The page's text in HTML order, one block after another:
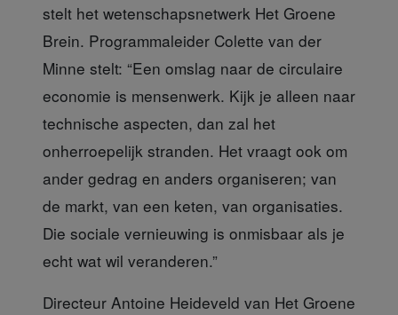
stelt het wetenschapsnetwerk Het Groene
Brein. Programmaleider Colette van der
Minne stelt: “Een omslag naar de circulaire
economie is mensenwerk. Kijk je alleen naar
technische aspecten, dan zal het
onherroepelijk stranden. Het vraagt ook om
ander gedrag en anders organiseren; van
de markt, van een keten, van organisaties.
Die sociale vernieuwing is onmisbaar als je
echt wat wil veranderen.”
Directeur Antoine Heideveld van Het Groene